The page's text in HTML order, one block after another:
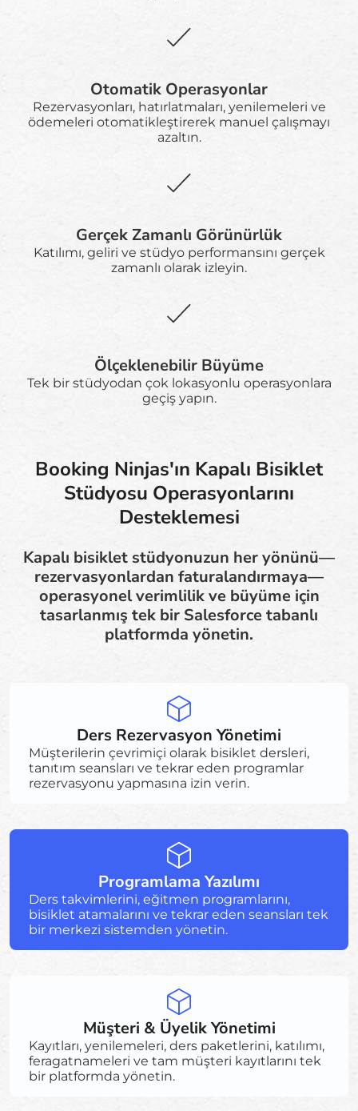
Otomatik Operasyonlar
Rezervasyonları, hatırlatmaları, yenilemeleri ve
ödemeleri otomatikleştirerek manuel çalışmayı
azaltın.
Gerçek Zamanlı Görünürlük
Katılımı, geliri ve stüdyo performansını gerçek
zamanlı olarak izleyin.
Ölçeklenebilir Büyüme
Tek bir stüdyodan çok lokasyonlu operasyonlara
geçiş yapın.
Booking Ninjas'ın Kapalı Bisiklet
Stüdyosu Operasyonlarını
Desteklemesi
Kapalı bisiklet stüdyonuzun her yönünü—
rezervasyonlardan faturalandırmaya—
operasyonel verimlilik ve büyüme için
tasarlanmış tek bir Salesforce tabanlı
platformda yönetin.
Ders Rezervasyon Yönetimi
Müşterilerin çevrimiçi olarak bisiklet dersleri,
tanıtım seansları ve tekrar eden programlar
rezervasyonu yapmasına izin verin.
Programlama Yazılımı
Ders takvimlerini, eğitmen programlarını,
bisiklet atamalarını ve tekrar eden seansları tek
bir merkezi sistemden yönetin.
Müşteri & Üyelik Yönetimi
Kayıtları, yenilemeleri, ders paketlerini, katılımı,
feragatnameleri ve tam müşteri kayıtlarını tek
bir platformda yönetin.